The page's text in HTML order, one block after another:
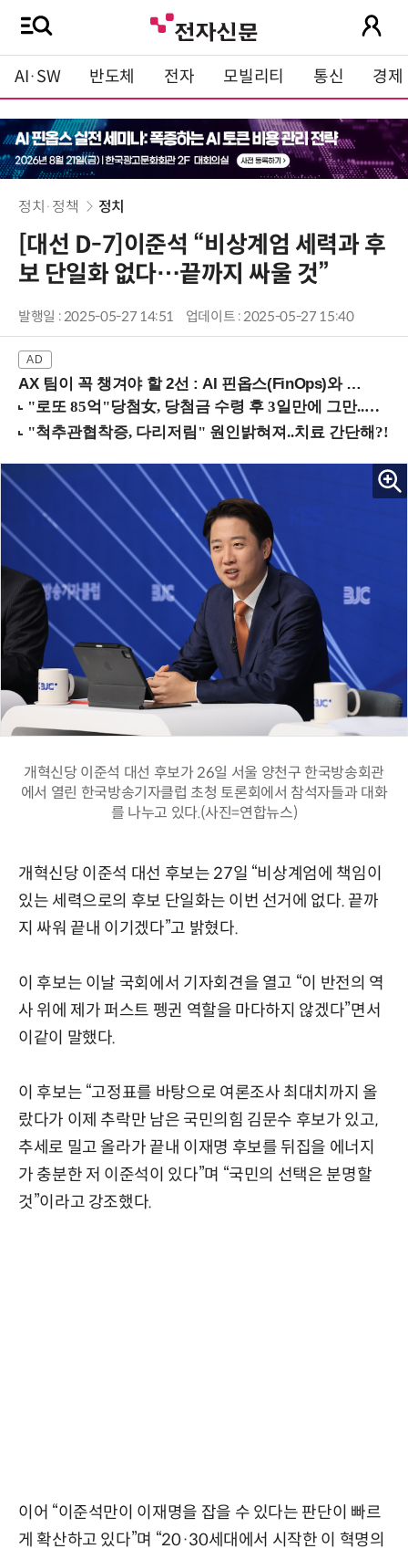
AI·SW 반도체 전자 모빌리티 통신 경제
정치·정책 정치
[대선 D-7]이준석 “비상계엄 세력과 후
보 단일화 없다…끝까지 싸울 것”
발행일 : 2025-05-27 14:51 업데이트 : 2025-05-27 15:40
AX 팀이 꼭 챙겨야 할 2선 : AI 핀옵스(FinOps)와 토큰 거버넌스 (8/21 잠실역)
개혁신당 이준석 대선 후보가 26일 서울 양천구 한국방송회관
에서 열린 한국방송기자클럽 초청 토론회에서 참석자들과 대화
를 나누고 있다.(사진=연합뉴스)
개혁신당 이준석 대선 후보는 27일 “비상계엄에 책임이
있는 세력으로의 후보 단일화는 이번 선거에 없다. 끝까
지 싸워 끝내 이기겠다”고 밝혔다.
이 후보는 이날 국회에서 기자회견을 열고 “이 반전의 역
사 위에 제가 퍼스트 펭귄 역할을 마다하지 않겠다”면서
이같이 말했다.
이 후보는 “고정표를 바탕으로 여론조사 최대치까지 올
랐다가 이제 추락만 남은 국민의힘 김문수 후보가 있고,
추세로 밀고 올라가 끝내 이재명 후보를 뒤집을 에너지
가 충분한 저 이준석이 있다”며 “국민의 선택은 분명할
것”이라고 강조했다.
이어 “이준석만이 이재명을 잡을 수 있다는 판단이 빠르
게 확산하고 있다”며 “20·30세대에서 시작한 이 혁명의